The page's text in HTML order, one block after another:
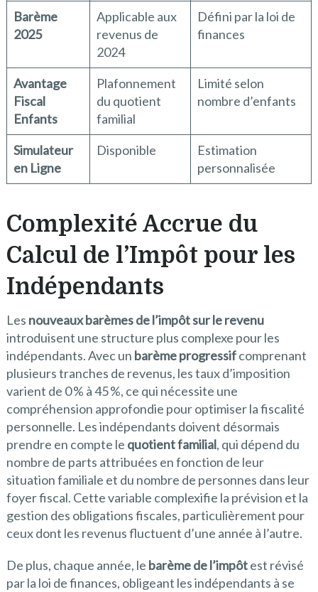
Barème
2025
Applicable aux
revenus de
2024
Défini par la loi de
finances
Avantage
Fiscal
Enfants
Plafonnement
du quotient
familial
Limité selon
nombre d’enfants
Simulateur
en Ligne
Disponible
Estimation
personnalisée
Complexité Accrue du
Calcul de l’Impôt pour les
Indépendants
Les nouveaux barèmes de l’impôt sur le revenu
introduisent une structure plus complexe pour les
indépendants. Avec un barème progressifcomprenant
plusieurs tranches de revenus, les taux d’imposition
varient de 0 % à 45 %, ce qui nécessite une
compréhension approfondie pour optimiser la fiscalité
personnelle. Les indépendants doivent désormais
prendre en compte le quotient familial, qui dépend du
nombre de parts attribuées en fonction de leur
situation familiale et du nombre de personnes dans leur
foyer fiscal. Cette variable complexifie la prévision et la
gestion des obligations fiscales, particulièrement pour
ceux dont les revenus fluctuent d’une année à l’autre.
De plus, chaque année, le barème de l’impôtest révisé
par la loi de finances, obligeant les indépendants à se